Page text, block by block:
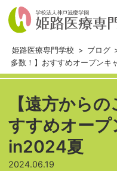
姫路医療専門学校 > ブログ
多数！】おすすめオープンキ
【遠方から
すすめオー
in2024夏
2024.06.19